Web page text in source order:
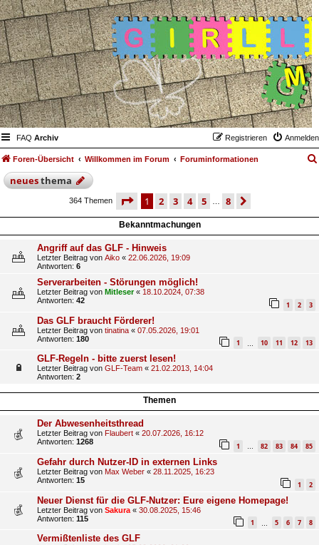
FAQ Archiv Anmelden
Registrieren
Foren-Übersicht Willkommen im Forum Foruminformationen
neuesthema
364 Themen seite 1 von 8
1 2 3 4 5 8
Bekanntmachungen
Angriff auf das GLF - Hinweis
Letzter Beitrag von Aiko « 22.06.2026, 19:09
Antworten: 6
Serverarbeiten - Störungen möglich!
Letzter Beitrag von Mitleser« 18.10.2024, 07:38
Antworten: 42 1 2 3
Das GLF braucht Förderer!
Letzter Beitrag von tinatina « 07.05.2026, 19:01
Antworten: 180 1 10 11 12 13
GLF-Regeln - bitte zuerst lesen!
Letzter Beitrag von GLF-Team « 21.02.2013, 14:04
Antworten: 2
Themen
Der Abwesenheitsthread
Letzter Beitrag von Flaubert « 20.07.2026, 16:12
Antworten: 1268 1 … 82 83 84 85
Gefahr durch Nutzer-ID in externen Links
Letzter Beitrag von Max Weber « 28.11.2025, 16:23
Antworten: 15 1 2
Neuer Dienst für die GLF-Nutzer: Eure eigene Homepage!
Letzter Beitrag von Sakura « 30.08.2025, 15:46
Antworten: 115 1 5 6 7 8
Vermißtenliste des GLF